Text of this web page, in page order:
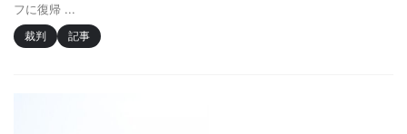
フに復帰 ...
裁判 記事